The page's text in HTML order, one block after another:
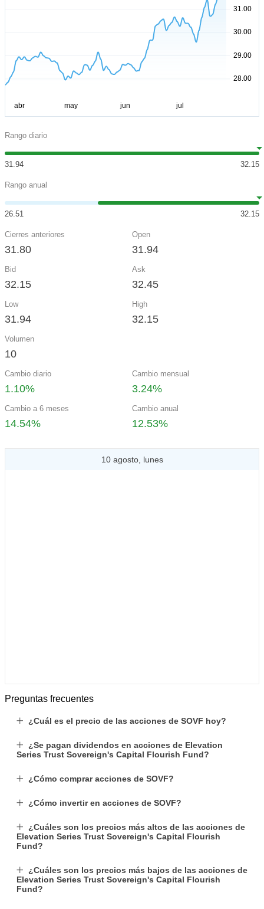
Rango diario
31.94 32.15
Rango anual
26.51 32.15
Cierres anteriores
31.80
Open
31.94
Bid
32.15
Ask
32.45
Low
31.94
High
32.15
Volumen
10
Cambio diario
1.10%
Cambio mensual
3.24%
Cambio a 6 meses
14.54%
Cambio anual
12.53%
10 agosto, lunes
Preguntas frecuentes
¿Cuál es el precio de las acciones de SOVF hoy?
¿Se pagan dividendos en acciones de Elevation
Series Trust Sovereign's Capital Flourish Fund?
¿Cómo comprar acciones de SOVF?
¿Cómo invertir en acciones de SOVF?
¿Cuáles son los precios más altos de las acciones de
Elevation Series Trust Sovereign's Capital Flourish
Fund?
¿Cuáles son los precios más bajos de las acciones de
Elevation Series Trust Sovereign's Capital Flourish
Fund?